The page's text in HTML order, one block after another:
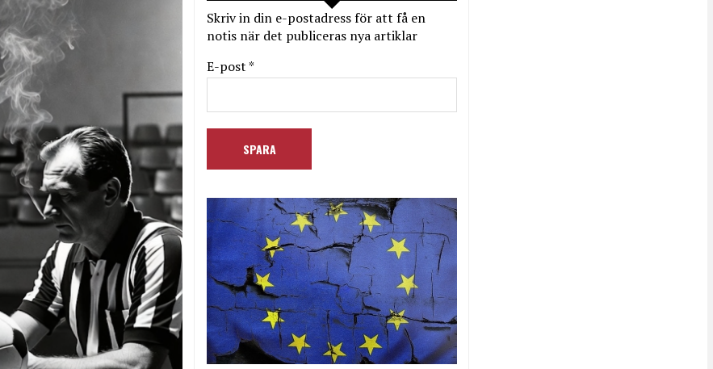
Skriv in din e-postadress för att få en
notis när det publiceras nya artiklar
E-post *